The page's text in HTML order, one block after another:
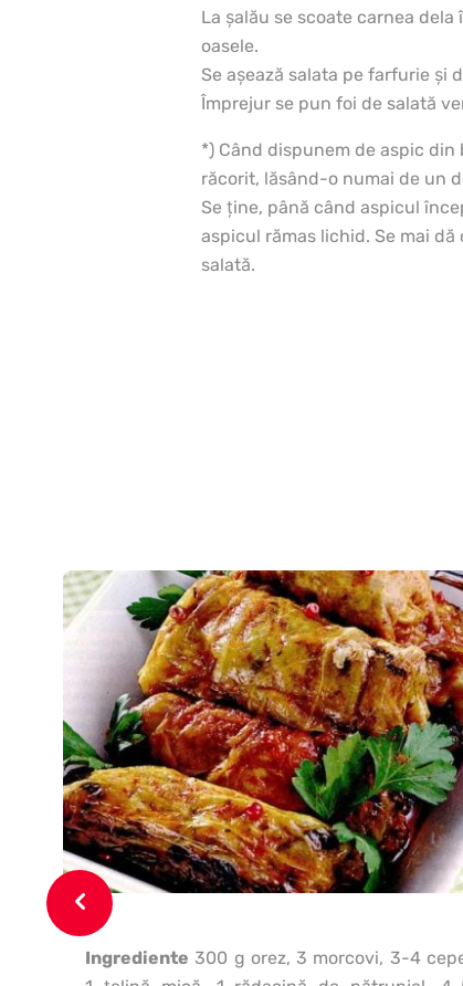
La şalău se scoate carnea
oasele.
Se aşează salata pe farfurie şi
Împrejur se pun foi de salată
*) Când dispunem de aspic
răcorit, lăsând-o numai de un
Se ţine, până când aspicul
aspicul rămas lichid. Se mai
salată.
Ingrediente 300 g orez, 3 morcovi, 3-4